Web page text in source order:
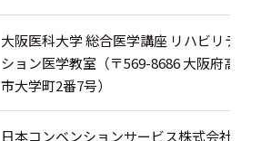
大阪医科大学 総合医学講座 リハビリテー
ション医学教室（〒569-8686 大阪府高槻
市大学町2番7号）
日本コンベンションサービス株式会社 関